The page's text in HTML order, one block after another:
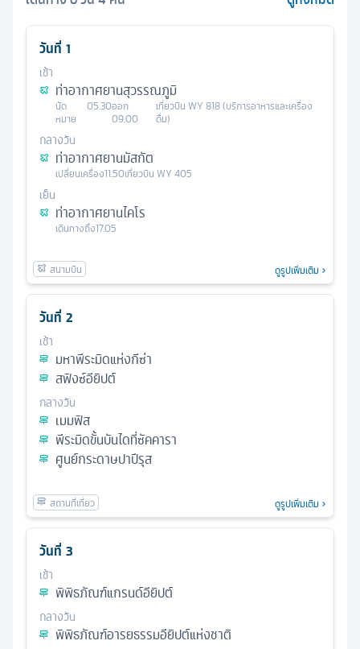
วันที่ 1
เช้า
ท่าอากาศยานสุวรรณภูมิ
นัด
หมาย
05.30ออก
09.00
เที่ยวบิน WY 818 (บริการอาหารและเครื่อง
ดื่ม)
กลางวัน
ท่าอากาศยานมัสกัต
เปลี่ยนเครื่อง11.50เที่ยวบิน WY 405
เย็น
ท่าอากาศยานไคโร
เดินทางถึง17.05
ดูรูปเพิ่มเติม
วันที่ 2
เช้า
มหาพีระมิดแห่งกีซ่า
สฟิงซ์อียิปต์
กลางวัน
เมมฟิส
พีระมิดขั้นบันไดที่ซัคคารา
ศูนย์กระดาษปาปีรุส
ดูรูปเพิ่มเติม
วันที่ 3
เช้า
พิพิธภัณฑ์แกรนด์อียิปต์
กลางวัน
พิพิธภัณฑ์อารยธรรมอียิปต์แห่งชาติ